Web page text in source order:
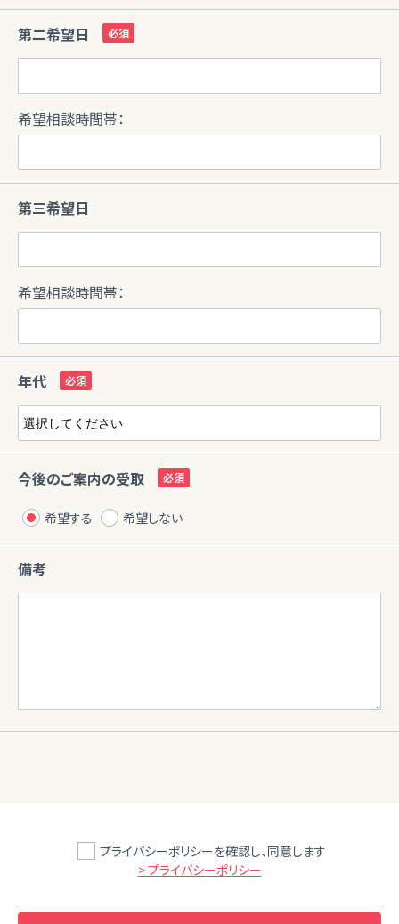
第二希望日
希望相談時間帯：
第三希望日
希望相談時間帯：
年代
今後のご案内の受取
希望する 希望しない
備考
プライバシーポリシーを確認し、同意します
> プライバシーポリシー